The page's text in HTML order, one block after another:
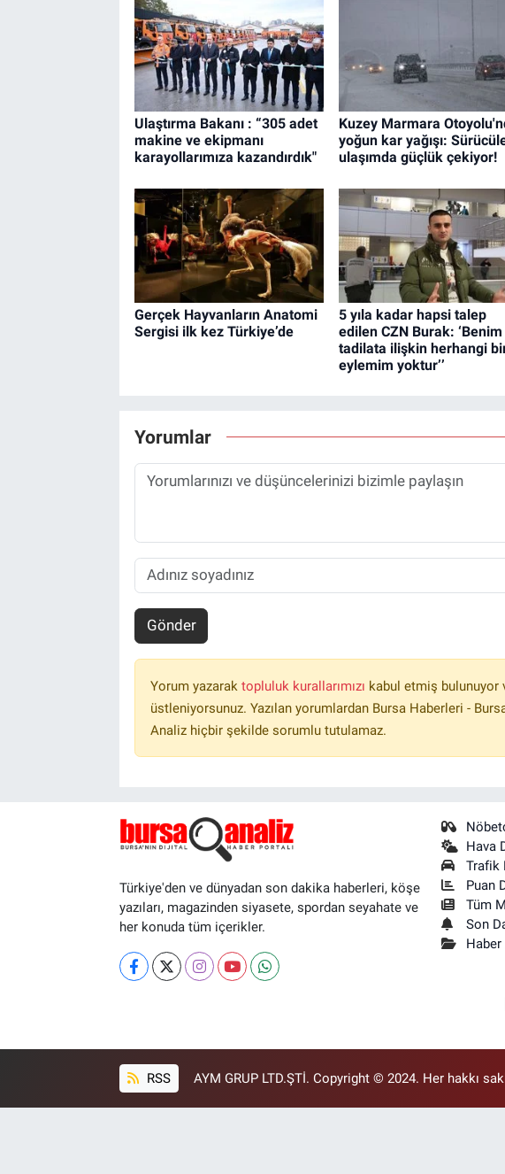
Ulaştırma Bakanı : “305 adet
makine ve ekipmanı
karayollarımıza kazandırdık"
Kuzey Marmara
yoğun kar yağışı:
ulaşımda güçlük çekiyor!
Gerçek Hayvanların Anatomi
Sergisi ilk kez Türkiye’de
5 yıla kadar hapsi talep
edilen CZN Burak: ‘Benim
tadilata ilişkin herhangi
eylemim yoktur’’
Yorumlar
Gönder
Yorum yazarak topluluk kurallarımızı kabul etmiş bulunuyor
üstleniyorsunuz. Yazılan yorumlardan Bursa Haberleri -
Analiz hiçbir şekilde sorumlu tutulamaz.
Türkiye'den ve dünyadan son dakika haberleri, köşe
yazıları, magazinden siyasete, spordan seyahate ve
her konuda tüm içerikler.
Hava
Trafik
Puan
Tüm
Son
RSS AYM GRUP LTD.ŞTİ. Copyright © 2024. Her hakkı